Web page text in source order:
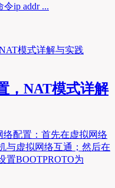
ip addr ...
，NAT模式详解
络配置：首先在虚拟网络
与虚拟网络互通；然后在
置BOOTPROTO为